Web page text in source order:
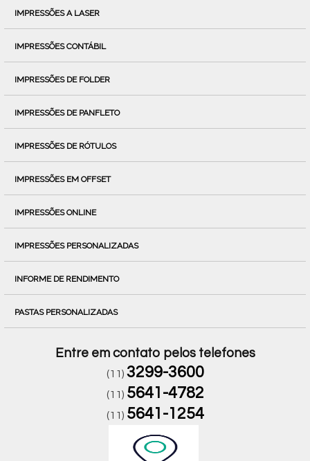
IMPRESSÕES A LASER
IMPRESSÕES CONTÁBIL
IMPRESSÕES DE FOLDER
IMPRESSÕES DE PANFLETO
IMPRESSÕES DE RÓTULOS
IMPRESSÕES EM OFFSET
IMPRESSÕES ONLINE
IMPRESSÕES PERSONALIZADAS
INFORME DE RENDIMENTO
PASTAS PERSONALIZADAS
Entre em contato pelos telefones
(11) 3299-3600
(11) 5641-4782
(11) 5641-1254